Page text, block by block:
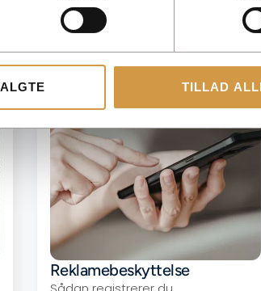
TILLAD
Reklamebeskyttelse